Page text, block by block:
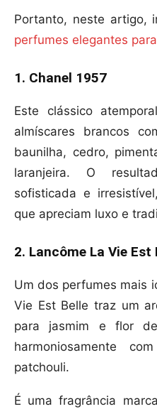
Portanto, neste artigo,
perfumes elegantes
1. Chanel 1957
Este clássico
almíscares brancos
baunilha, cedro,
laranjeira. O
sofisticada e
que apreciam luxo e
2. Lancôme La Vie Est
Um dos perfumes mais
Vie Est Belle traz um
para jasmim e flor de
harmoniosamente
patchouli.
É uma fragrância